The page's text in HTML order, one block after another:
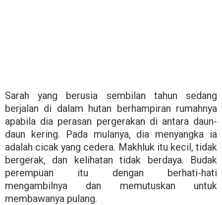
Sarah yang berusia sembilan tahun sedang
berjalan di dalam hutan berhampiran rumahnya
apabila dia perasan pergerakan di antara daun-
daun kering. Pada mulanya, dia menyangka ia
adalah cicak yang cedera. Makhluk itu kecil, tidak
bergerak, dan kelihatan tidak berdaya. Budak
perempuan itu dengan berhati-hati
mengambilnya dan memutuskan untuk
membawanya pulang.